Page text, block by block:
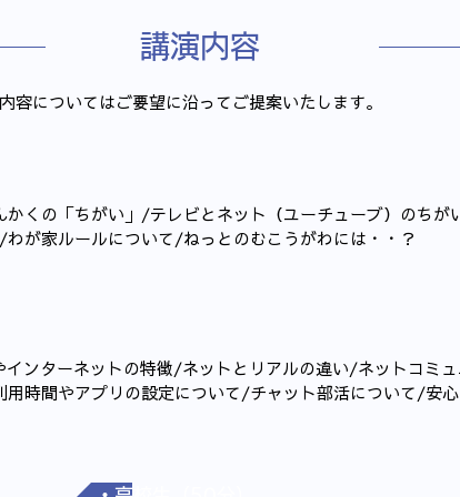
​講演内容
についてはご要望に沿ってご提案いたします。
かくの「ちがい」/テレビとネット（ユーチューブ）のちが
が家ルールについて/ねっとのむこうがわには・・？
ンターネットの特徴/ネットとリアルの違い/ネットコミ
時間やアプリの設定について/チャット部活について/安